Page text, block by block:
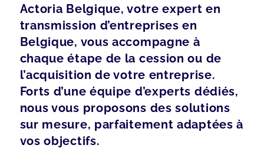
Actoria Belgique, votre expert en
transmission d’entreprises en
Belgique, vous accompagne à
chaque étape de la cession ou de
l’acquisition de votre entreprise.
Forts d’une équipe d’experts dédiés,
nous vous proposons des solutions
sur mesure, parfaitement adaptées à
vos objectifs.